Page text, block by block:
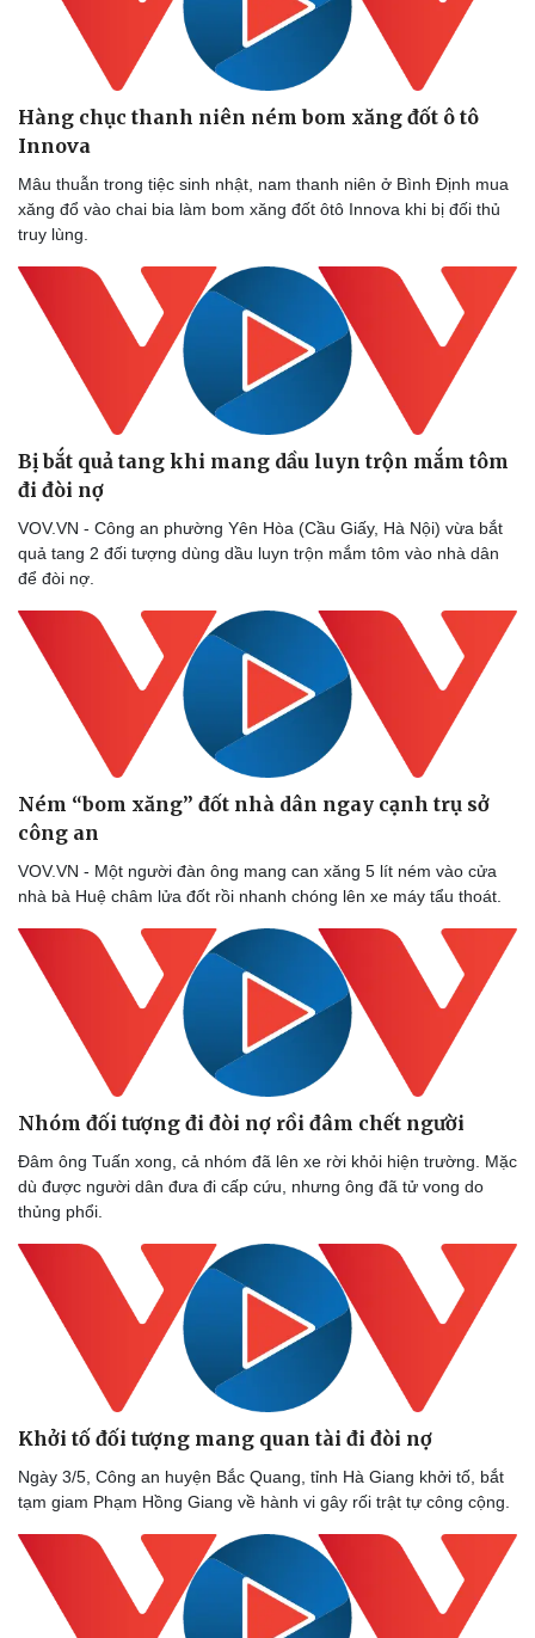
Thể thao
Lịch thi đấu bóng đá
Thế giới thể thao
eSports
Hậu trường
Ô tô - Xe máy
Ô tô
Xe máy
Hàng chục thanh niên ném bom xăng đốt ô tô
Innova
Mâu thuẫn trong tiệc sinh nhật, nam thanh niên ở Bình Định mua
xăng đổ vào chai bia làm bom xăng đốt ôtô Innova khi bị đối thủ
truy lùng.
Bị bắt quả tang khi mang dầu luyn trộn mắm tôm
đi đòi nợ
VOV.VN - Công an phường Yên Hòa (Cầu Giấy, Hà Nội) vừa bắt
quả tang 2 đối tượng dùng dầu luyn trộn mắm tôm vào nhà dân
để đòi nợ.
Ném “bom xăng” đốt nhà dân ngay cạnh trụ sở
công an
VOV.VN - Một người đàn ông mang can xăng 5 lít ném vào cửa
nhà bà Huệ châm lửa đốt rồi nhanh chóng lên xe máy tẩu thoát.
Nhóm đối tượng đi đòi nợ rồi đâm chết người
Đâm ông Tuấn xong, cả nhóm đã lên xe rời khỏi hiện trường. Mặc
dù được người dân đưa đi cấp cứu, nhưng ông đã tử vong do
thủng phổi.
Khởi tố đối tượng mang quan tài đi đòi nợ
Ngày 3/5, Công an huyện Bắc Quang, tỉnh Hà Giang khởi tố, bắt
tạm giam Phạm Hồng Giang về hành vi gây rối trật tự công cộng.